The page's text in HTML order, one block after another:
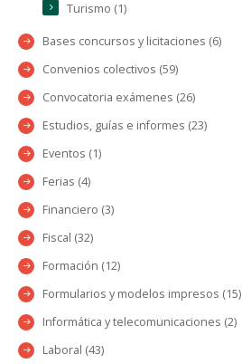
Turismo (1)
Bases concursos y licitaciones (6)
Convenios colectivos (59)
Convocatoria exámenes (26)
Estudios, guías e informes (23)
Eventos (1)
Ferias (4)
Financiero (3)
Fiscal (32)
Formación (12)
Formularios y modelos impresos (15)
Informática y telecomunicaciones (2)
Laboral (43)